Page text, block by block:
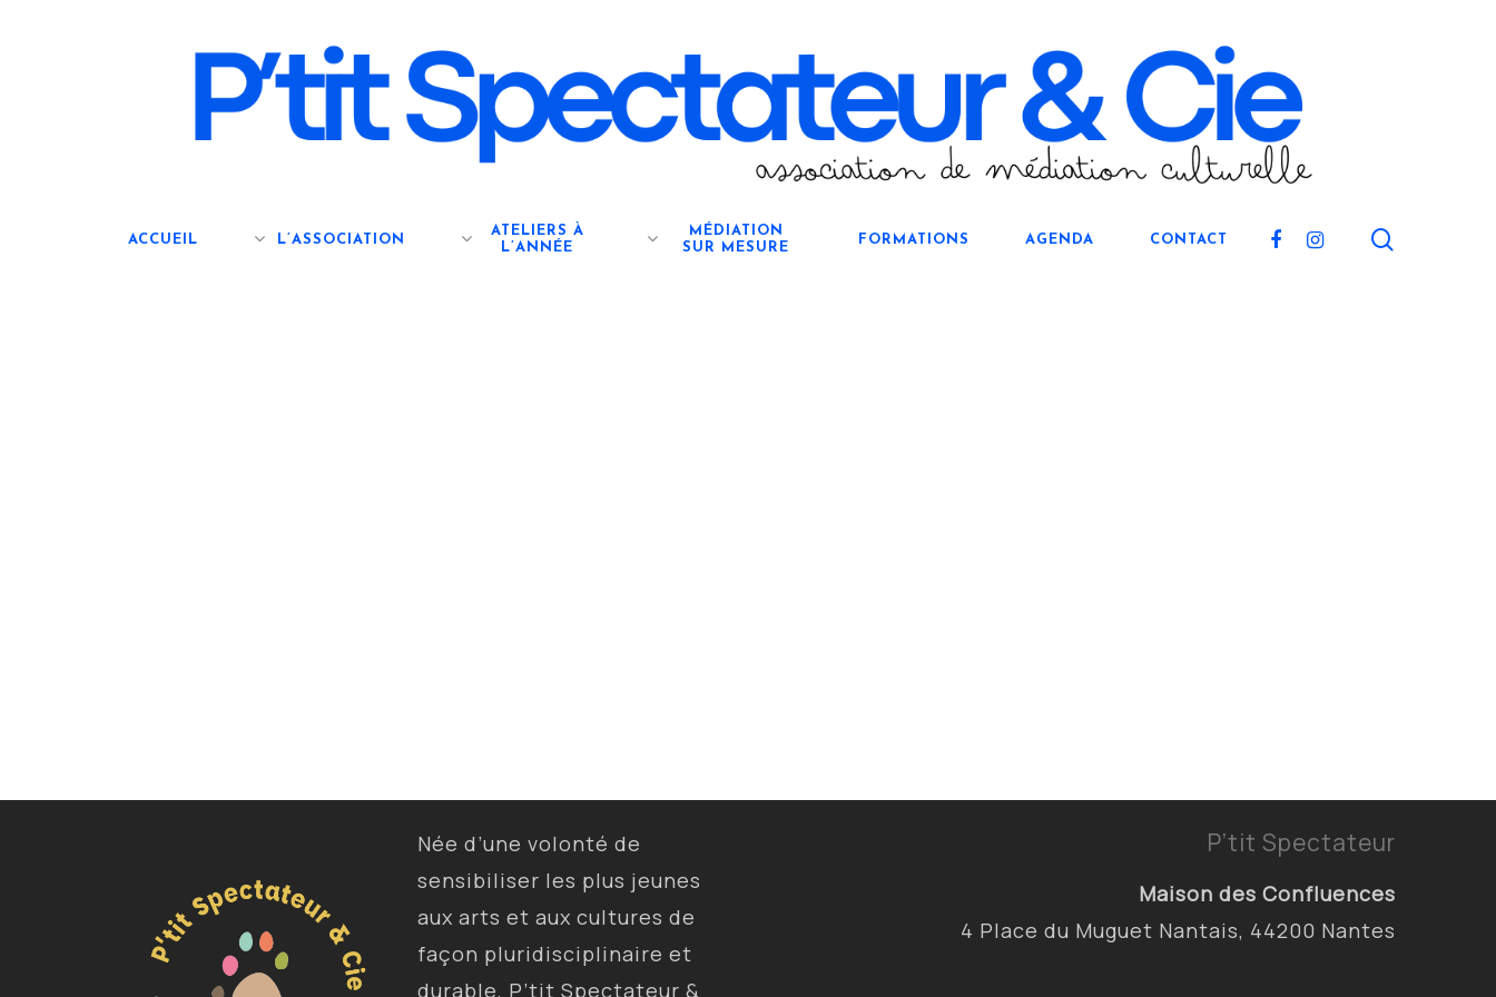
ACCUEIL L’ASSOCIATION
ATELIERS À
L’ANNÉE
MÉDIATION
SUR MESURE
FORMATIONS AGENDA CONTACT FACEBOOKINSTAGRAM
Née d’une volonté de
sensibiliser les plus jeunes
aux arts et aux cultures de
façon pluridisciplinaire et
durable, P’tit Spectateur &
P’tit Spectateur
Maison des Confluences
4 Place du Muguet Nantais, 44200 Nantes